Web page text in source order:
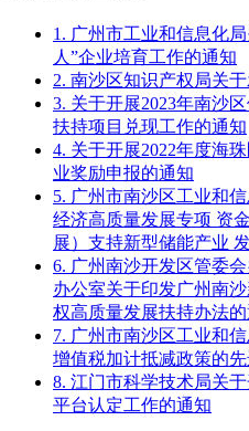
1. 广州市工业和信息化
人”企业培育工作的通知
2. 南沙区知识产权局关
3. 关于开展2023年南沙
扶持项目兑现工作的通知
4. 关于开展2022年度海
业奖励申报的通知
5. 广州市南沙区工业和
经济高质量发展专项 资
展）支持新型储能产业
6. 广州南沙开发区管委
办公室关于印发广州南
权高质量发展扶持办法
7. 广州市南沙区工业和
增值税加计抵减政策的
8. 江门市科学技术局关
平台认定工作的通知